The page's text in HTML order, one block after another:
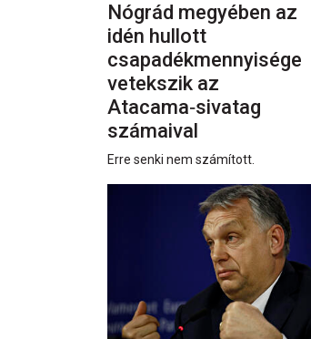
Nógrád megyében az
idén hullott
csapadékmennyisége
vetekszik az
Atacama‑sivatag
számaival
Erre senki nem számított.